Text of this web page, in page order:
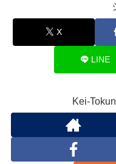
X
LINE
Kei-